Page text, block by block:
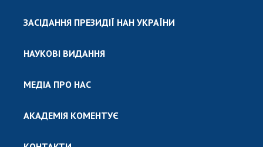
ЗАСІДАННЯ ПРЕЗИДІЇ НАН УКРАЇНИ
НАУКОВІ ВИДАННЯ
МЕДІА ПРО НАС
АКАДЕМІЯ КОМЕНТУЄ